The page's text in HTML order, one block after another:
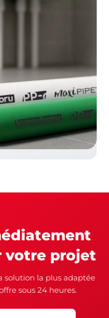
votre projet
solution la plus adaptée
sous 24 heures.